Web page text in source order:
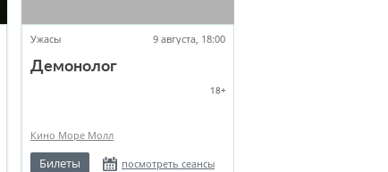
Ужасы 9 августа, 18:00
Демонолог
18+
Кино Море Молл
Билеты посмотреть сеансы